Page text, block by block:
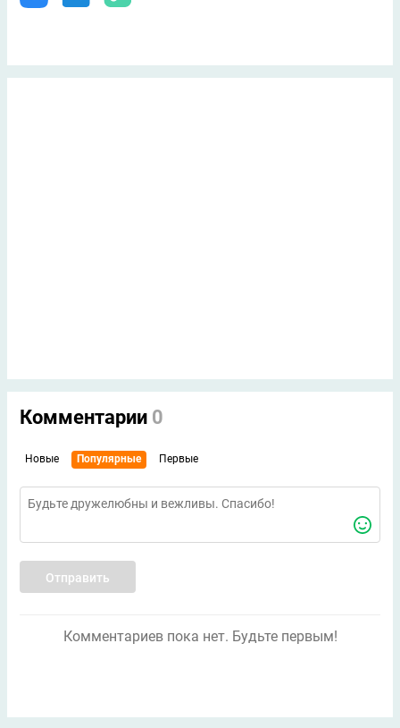
Комментарии 0
Новые Популярные Первые
Отправить
Комментариев пока нет. Будьте первым!